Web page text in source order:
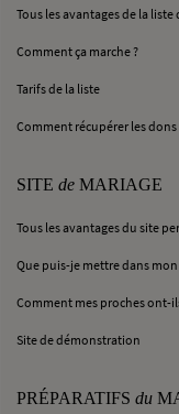
Tous les avantages de la liste
Comment ça marche ?
Tarifs de la liste
Comment récupérer les dons
SITE de MARIAGE
Tous les avantages du site
Que puis-je mettre dans
Comment mes proches ont-
Site de démonstration
PRÉPARATIFS du